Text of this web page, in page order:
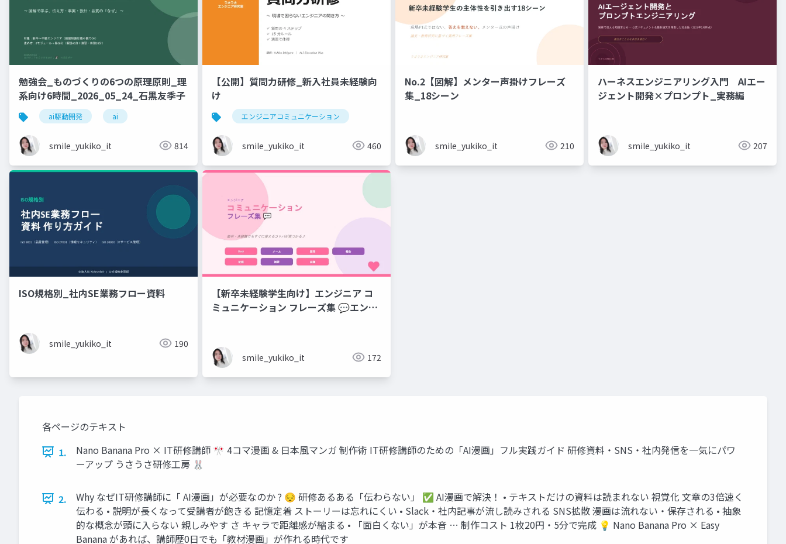
勉強会_ものづくりの6つの原理原則_理
系向け6時間_2026_05_24_石黒友季子
ai駆動開発 ai
smile_yukiko_it 814
【公開】質問力研修_新入社員未経験向
け
エンジニアコミュニケーション
smile_yukiko_it 460
No.2【図解】メンター声掛けフレーズ
集_18シーン
smile_yukiko_it 210
ハーネスエンジニアリング入門 AIエー
ジェント開発×プロンプト_実務編
smile_yukiko_it 207
ISO規格別_社内SE業務フロー資料
smile_yukiko_it 190
【新卒未経験学生向け】エンジニア コ
ミュニケーション フレーズ集 💬エンジ
smile_yukiko_it 172
各ページのテキスト
1.
Nano Banana Pro × IT研修講師 🎌 4コマ漫画 & 日本風マンガ 制作術 IT研修講師のための「AI漫画」フル実践ガイド 研修資料・SNS・社内発信を一気にパワ
ーアップ うさうさ研修工房 🐰
2.
Why なぜIT研修講師に「 AI漫画」が必要なのか ? 😔 研修あるある「伝わらない」 ✅ AI漫画で解決！ • テキストだけの資料は読まれない 視覚化 文章の3倍速く
伝わる • 説明が長くなって受講者が飽きる 記憶定着 ストーリーは忘れにくい • Slack・社内記事が流し読みされる SNS拡散 漫画は流れない・保存される • 抽象
的な概念が頭に入らない 親しみやす さ キャラで距離感が縮まる • 「面白くない」が本音 … 制作コスト 1枚20円・5分で完成 💡 Nano Banana Pro × Easy
Banana があれば、講師歴0日でも「教材漫画」が作れる時代です